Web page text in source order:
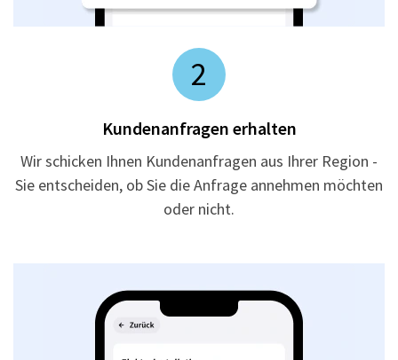
2
Kundenanfragen erhalten
Wir schicken Ihnen Kundenanfragen aus Ihrer Region -
Sie entscheiden, ob Sie die Anfrage annehmen möchten
oder nicht.